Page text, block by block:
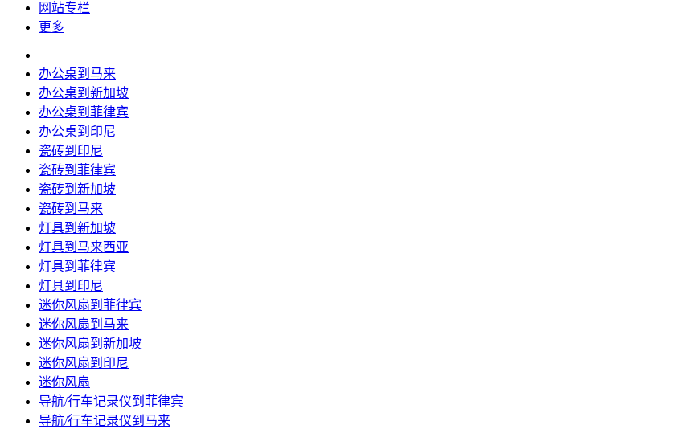
网站专栏
更多
办公桌到马来
办公桌到新加坡
办公桌到菲律宾
办公桌到印尼
瓷砖到印尼
瓷砖到菲律宾
瓷砖到新加坡
瓷砖到马来
灯具到新加坡
灯具到马来西亚
灯具到菲律宾
灯具到印尼
迷你风扇到菲律宾
迷你风扇到马来
迷你风扇到新加坡
迷你风扇到印尼
迷你风扇
导航/行车记录仪到菲律宾
导航/行车记录仪到马来